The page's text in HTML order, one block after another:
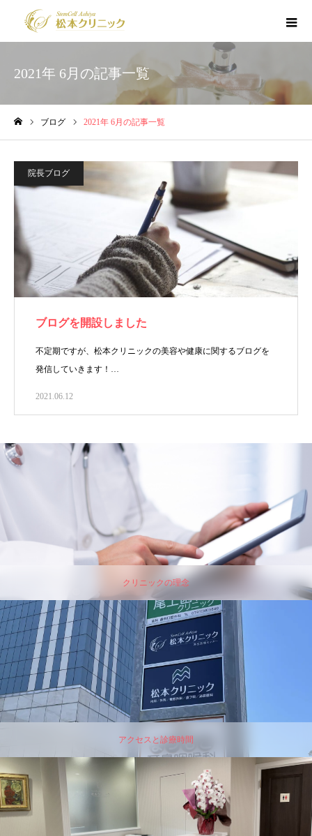
2021年 6月の記事一覧
ブログ 2021年 6月の記事一覧
院長ブログ
ブログを開設しました
不定期ですが、松本クリニックの美容や健康に関するブログを
発信していきます！…
2021.06.12
クリニックの理念
アクセスと診療時間